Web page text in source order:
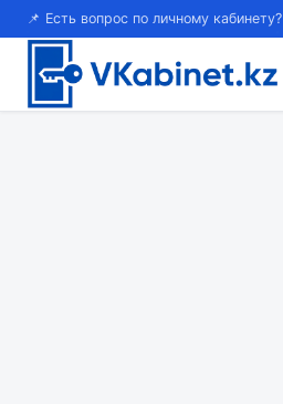
📌 Есть вопрос по личному кабинету?